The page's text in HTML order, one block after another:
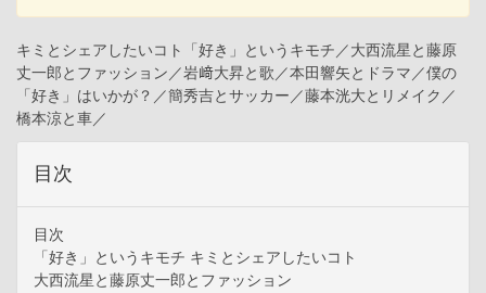
キミとシェアしたいコト「好き」というキモチ／大西流星と藤原
丈一郎とファッション／岩﨑大昇と歌／本田響矢とドラマ／僕の
「好き」はいかが？／簡秀吉とサッカー／藤本洸大とリメイク／
橋本涼と車／
目次
目次
「好き」というキモチ キミとシェアしたいコト
大西流星と藤原丈一郎とファッション